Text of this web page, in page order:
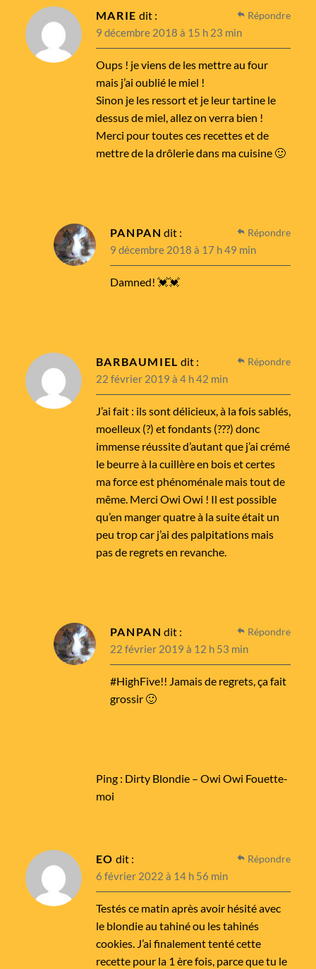
MARIE dit :
9 décembre 2018 à 15 h 23 min
Oups ! je viens de les mettre au four
mais j’ai oublié le miel !
Sinon je les ressort et je leur tartine le
dessus de miel, allez on verra bien !
Merci pour toutes ces recettes et de
mettre de la drôlerie dans ma cuisine 🙂
Répondre
PANPAN dit :
9 décembre 2018 à 17 h 49 min
Damned! 💓💓
Répondre
BARBAUMIEL dit :
22 février 2019 à 4 h 42 min
J’ai fait : ils sont délicieux, à la fois sablés,
moelleux (?) et fondants (???) donc
immense réussite d’autant que j’ai crémé
le beurre à la cuillère en bois et certes
ma force est phénoménale mais tout de
même. Merci Owi Owi ! Il est possible
qu’en manger quatre à la suite était un
peu trop car j’ai des palpitations mais
pas de regrets en revanche.
Répondre
PANPAN dit :
22 février 2019 à 12 h 53 min
#HighFive!! Jamais de regrets, ça fait
grossir 🙂
Répondre
Ping : Dirty Blondie – Owi Owi Fouette-
moi
EO dit :
6 février 2022 à 14 h 56 min
Testés ce matin après avoir hésité avec
le blondie au tahiné ou les tahinés
cookies. J’ai finalement tenté cette
recette pour la 1 ère fois, parce que tu le
Répondre